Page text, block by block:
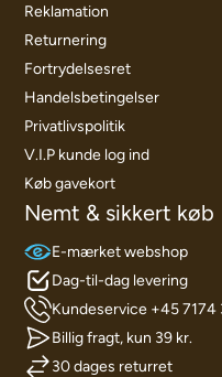
Reklamation
Returnering
Fortrydelsesret
Handelsbetingelser
Privatlivspolitik
V.I.P kunde log ind
Køb gavekort
Nemt & sikkert køb
E-mærket webshop
Dag-til-dag levering
Kundeservice +45 7174
Billig fragt, kun 39 kr.
30 dages returret